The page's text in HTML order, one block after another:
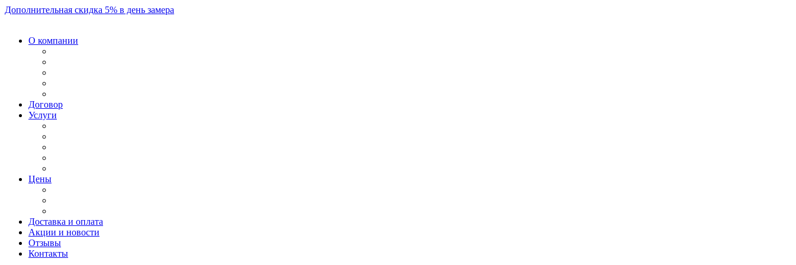
Дополнительная скидка 5% в день замера
О компании
Договор
Услуги
Цены
Доставка и оплата
Акции и новости
Отзывы
Контакты